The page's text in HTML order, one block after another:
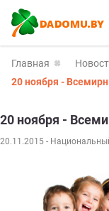
Главная
20 ноября -
20 ноября -
20.11.2015 -